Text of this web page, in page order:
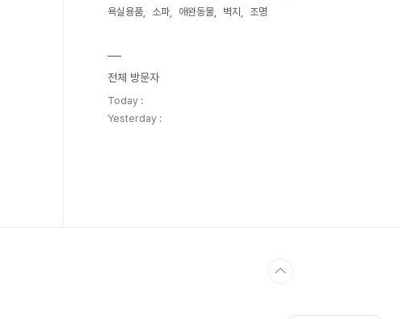
욕실용품
소파 애완동물 벽지 조명
전체 방문자
Today :
Yesterday :